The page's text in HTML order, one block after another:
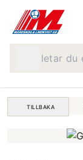
TILLBAKA